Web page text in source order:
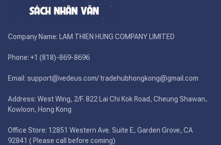
Company Name: LAM THIEN HUNG COMPANY LIMITED
Phone: +1 (818)-869-8696
Email: support@vedeus.com/ tradehubhongkong@gmail.com
Address: West Wing, 2/F. 822 Lai Chi Kok Road, Cheung Shawan,
Kowloon, Hong Kong
Office Store: 12851 Western Ave. Suite E, Garden Grove, CA
92841 ( Please call before coming)